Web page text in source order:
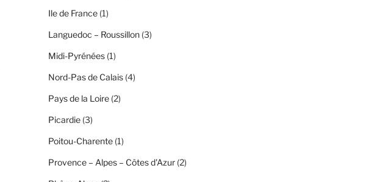
Ile de France(1)
Languedoc – Roussillon(3)
Midi-Pyrénées(1)
Nord-Pas de Calais(4)
Pays de la Loire(2)
Picardie(3)
Poitou-Charente(1)
Provence – Alpes – Côtes d'Azur(2)